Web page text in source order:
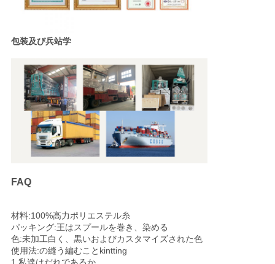
包装及び兵站学
FAQ
材料:100%高力ポリエステル糸
パッキング:王はスプールを巻き、染める
色:未加工白く、黒いおよびカスタマイズされた色
使用法:の縫う編むことkintting